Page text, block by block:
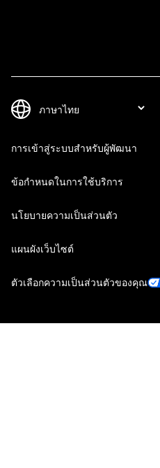
การเข้าสู่ระบบสำหรับผู้พัฒนา
ข้อกำหนดในการใช้บริการ
นโยบายความเป็นส่วนตัว
แผนผังเว็บไซต์
ตัวเลือกความเป็นส่วนตัวของคุณ